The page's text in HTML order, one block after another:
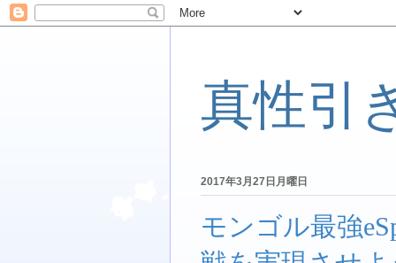
真性引
2017年3月27日月曜日
モンゴル最強